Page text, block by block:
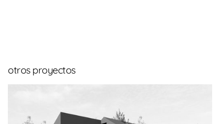
otros proyectos